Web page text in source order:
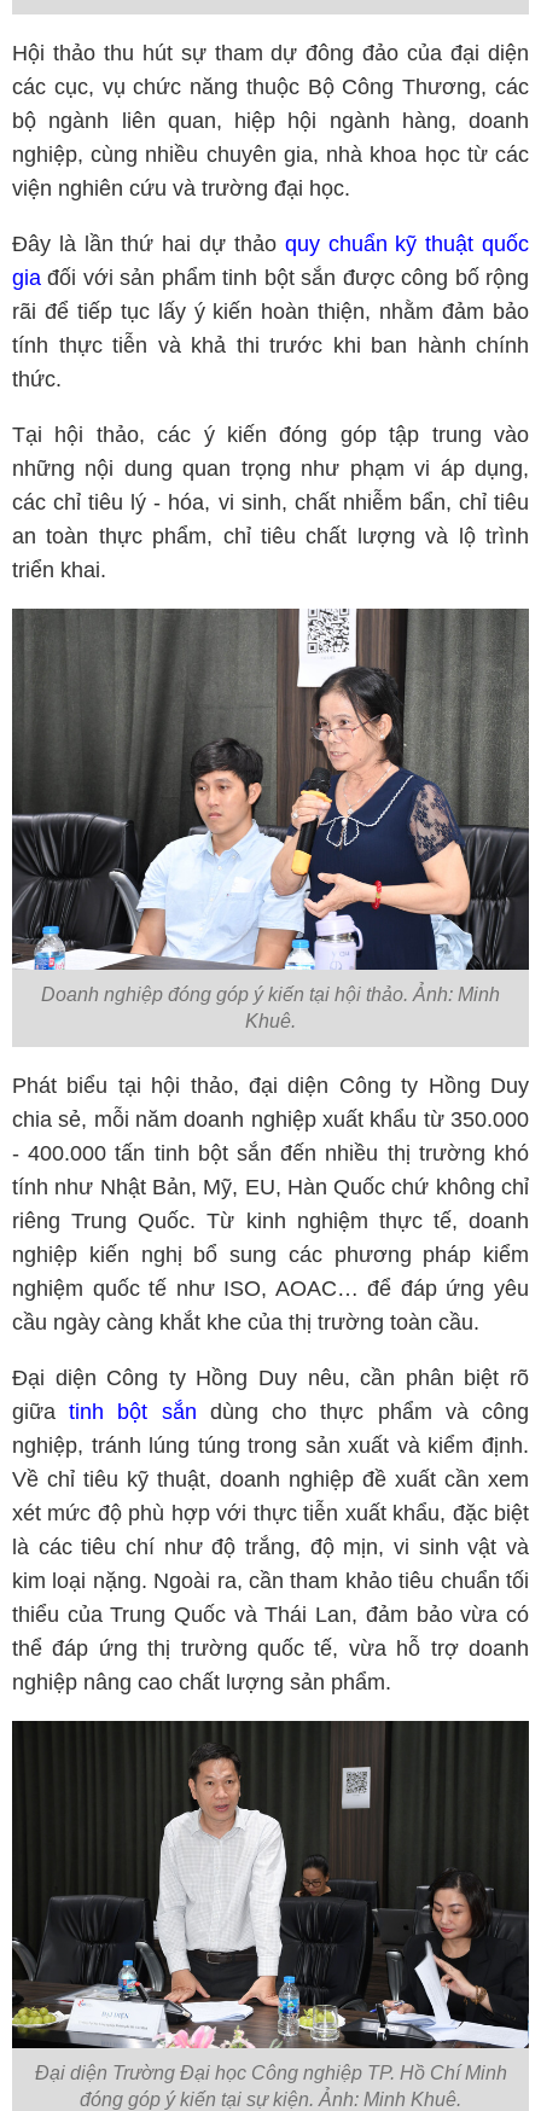
Hội thảo thu hút sự tham dự đông đảo của đại diện
các cục, vụ chức năng thuộc Bộ Công Thương, các
bộ ngành liên quan, hiệp hội ngành hàng, doanh
nghiệp, cùng nhiều chuyên gia, nhà khoa học từ các
viện nghiên cứu và trường đại học.
Đây là lần thứ hai dự thảo quy chuẩn kỹ thuật quốc
giađối với sản phẩm tinh bột sắn được công bố rộng
rãi để tiếp tục lấy ý kiến hoàn thiện, nhằm đảm bảo
tính thực tiễn và khả thi trước khi ban hành chính
thức.
Tại hội thảo, các ý kiến đóng góp tập trung vào
những nội dung quan trọng như phạm vi áp dụng,
các chỉ tiêu lý - hóa, vi sinh, chất nhiễm bẩn, chỉ tiêu
an toàn thực phẩm, chỉ tiêu chất lượng và lộ trình
triển khai.
Doanh nghiệp đóng góp ý kiến tại hội thảo. Ảnh: Minh
Khuê.
Phát biểu tại hội thảo, đại diện Công ty Hồng Duy
chia sẻ, mỗi năm doanh nghiệp xuất khẩu từ 350.000
- 400.000 tấn tinh bột sắn đến nhiều thị trường khó
tính như Nhật Bản, Mỹ, EU, Hàn Quốc chứ không chỉ
riêng Trung Quốc. Từ kinh nghiệm thực tế, doanh
nghiệp kiến nghị bổ sung các phương pháp kiểm
nghiệm quốc tế như ISO, AOAC… để đáp ứng yêu
cầu ngày càng khắt khe của thị trường toàn cầu.
Đại diện Công ty Hồng Duy nêu, cần phân biệt rõ
giữatinh bột sắn dùng cho thực phẩm và công
nghiệp, tránh lúng túng trong sản xuất và kiểm định.
Về chỉ tiêu kỹ thuật, doanh nghiệp đề xuất cần xem
xét mức độ phù hợp với thực tiễn xuất khẩu, đặc biệt
là các tiêu chí như độ trắng, độ mịn, vi sinh vật và
kim loại nặng. Ngoài ra, cần tham khảo tiêu chuẩn tối
thiểu của Trung Quốc và Thái Lan, đảm bảo vừa có
thể đáp ứng thị trường quốc tế, vừa hỗ trợ doanh
nghiệp nâng cao chất lượng sản phẩm.
Đại diện Trường Đại học Công nghiệp TP. Hồ Chí Minh
đóng góp ý kiến tại sự kiện. Ảnh: Minh Khuê.